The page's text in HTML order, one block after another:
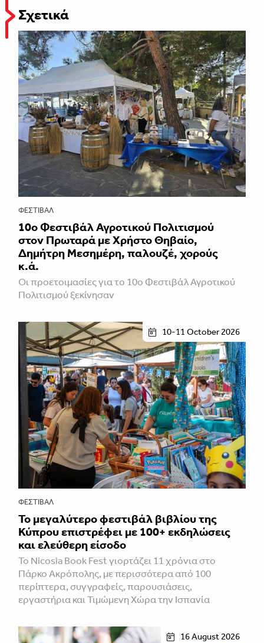
Σχετικά
ΦΕΣΤΙΒΑΛ
10ο Φεστιβάλ Αγροτικού Πολιτισμού
στον Πρωταρά με Χρήστο Θηβαίο,
Δημήτρη Μεσημέρη, παλουζέ, χορούς
κ.ά.
Οι προετοιμασίες για το 10ο Φεστιβάλ Αγροτικού
Πολιτισμού ξεκίνησαν
10-11 October 2026
ΦΕΣΤΙΒΑΛ
Το μεγαλύτερο φεστιβάλ βιβλίου της
Κύπρου επιστρέφει με 100+ εκδηλώσεις
και ελεύθερη είσοδο
Το Nicosia Book Fest γιορτάζει 11 χρόνια στο
Πάρκο Ακρόπολης, με περισσότερα από 100
περίπτερα, συγγραφείς, παρουσιάσεις,
εργαστήρια και Τιμώμενη Χώρα την Ισπανία
16 August 2026